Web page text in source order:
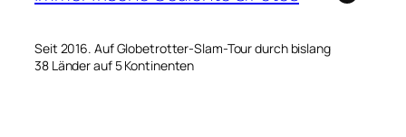
Seit 2016. Auf Globetrotter-Slam-Tour durch bislang
38 Länder auf 5 Kontinenten